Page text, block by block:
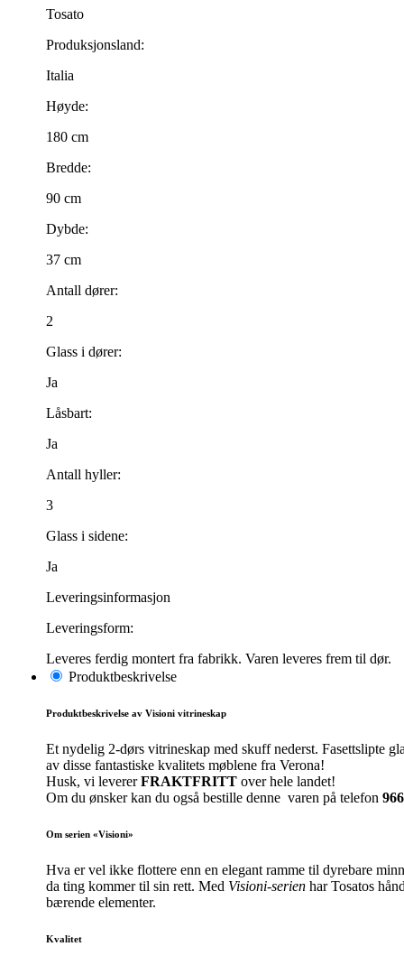
Tosato
Produksjonsland:
Italia
Høyde:
180 cm
Bredde:
90 cm
Dybde:
37 cm
Antall dører:
2
Glass i dører:
Ja
Låsbart:
Ja
Antall hyller:
3
Glass i sidene:
Ja
Leveringsinformasjon
Leveringsform:
Leveres ferdig montert fra fabrikk. Varen leveres frem til dør.
Produktbeskrivelse
Produktbeskrivelse av Visioni vitrineskap
Et nydelig 2-dørs vitrineskap med skuff nederst. Fasettslipte
av disse fantastiske kvalitets møblene fra Verona!
Husk, vi levererFRAKTFRITT over hele landet!
Om du ønsker kan du også bestille denne varen på telefon
Om serien «Visioni»
Hva er vel ikke flottere enn en elegant ramme til dyrebare
da ting kommer til sin rett. Med Visioni-serien har Tosatos
bærende elementer.
Kvalitet